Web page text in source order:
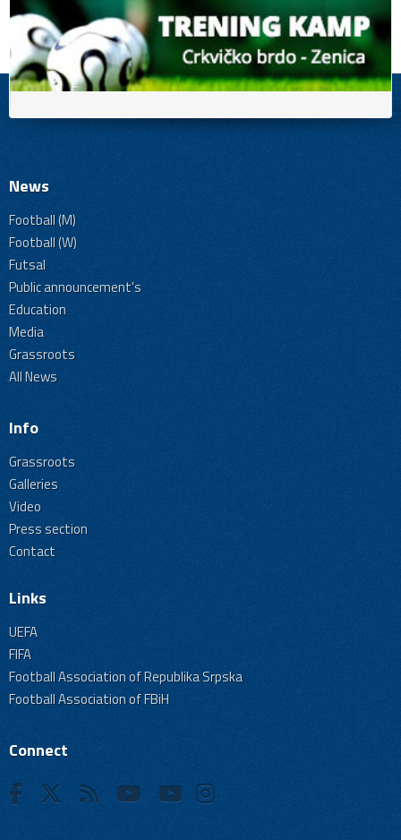
News
Football (M)
Football (W)
Futsal
Public announcement's
Education
Media
Grassroots
All News
Info
Grassroots
Galleries
Video
Press section
Contact
Links
UEFA
FIFA
Football Association of Republika Srpska
Football Association of FBiH
Connect